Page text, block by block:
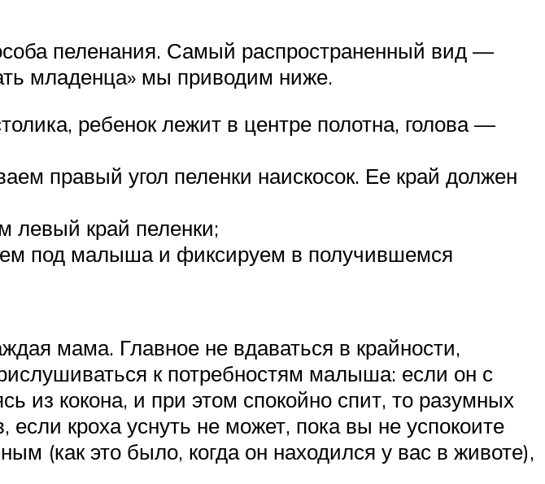
пеленания. Самый распространенный вид —
младенца» мы приводим ниже.
ребенок лежит в центре полотна, голова —
правый угол пеленки наискосок. Ее край должен
левый край пеленки;
под малыша и фиксируем в получившемся
мама. Главное не вдаваться в крайности,
к потребностям малыша: если он с
из кокона, и при этом спокойно спит, то разумных
кроха уснуть не может, пока вы не успокоите
(как это было, когда он находился у вас в животе),